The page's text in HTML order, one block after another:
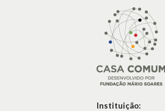
Instituição: